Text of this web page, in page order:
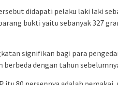
didapati pelaku laki laki
bukti yaitu sebanyak 327
signifikan bagi para
berbeda dengan tahun